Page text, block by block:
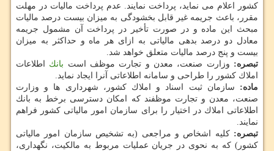
كشور اعلام می نماید، پرداخت نمایند. عدم پرداخت مالیات در مهلت
مقرر، باعث جریمه غیر قابل بخشودگی به میزان بیست درصد مالیات
مبحث این ماده و در صورت تأخیر در پرداخت آن مشمول جریمه
معادل دو درصد بدهی مالیاتی به ازای هر ماه و حداكثر به میزان
بیست و پنج درصد مالیات متعلق خواهد شد.
تبصره: وزارت صنعت، معدن و تجارت موظف است بانك اطلاعات
املاك كشور را طراحی و سامانه اطلاعاتی آنرا ایجاد نماید.
ماده: سازمان ثبت اسناد و املاك كشور، شهرداری ها و وزارت
صنعت، معدن و تجارت موظفند كه امكان دسترسی برخط به بانك
اطلاعاتی املاك در اختیار را برای سازمان امور مالیاتی كشور فراهم
نمایند.
تبصره:كلیه اشخاص و مراجعی (به تشخیص سازمان امور مالیاتی
كشور) كه به نحوی در جریان عملیات مربوط به مالكیت، نگهداری،